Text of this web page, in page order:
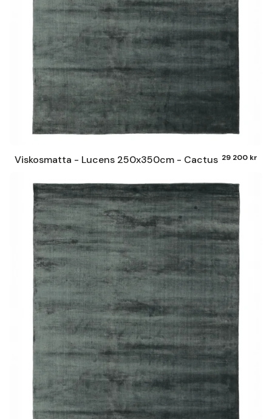
Viskosmatta - Lucens 250x350cm - Cactus 29 200 kr